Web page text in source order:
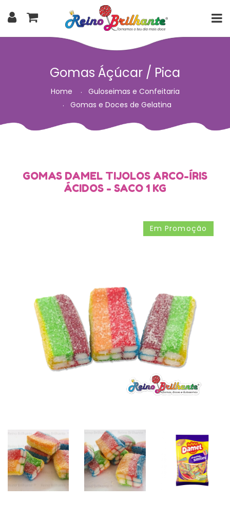
Gomas Áçúcar / Pica
Home
Guloseimas e Confeitaria
Gomas e Doces de Gelatina
GOMAS DAMEL TIJOLOS ARCO-ÍRIS
ÁCIDOS - SACO 1 KG
Em Promoção